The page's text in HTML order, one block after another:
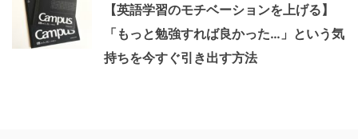
【英語学習のモチベーションを上げる】
「もっと勉強すれば良かった…」という気
持ちを今すぐ引き出す方法